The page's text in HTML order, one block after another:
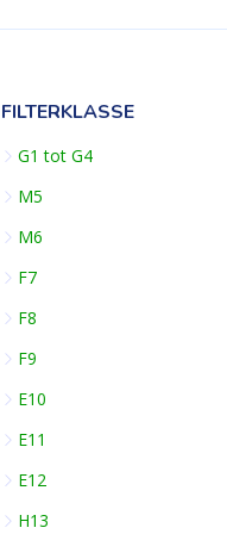
FILTERKLASSE
G1 tot G4
M5
M6
F7
F8
F9
E10
E11
E12
H13